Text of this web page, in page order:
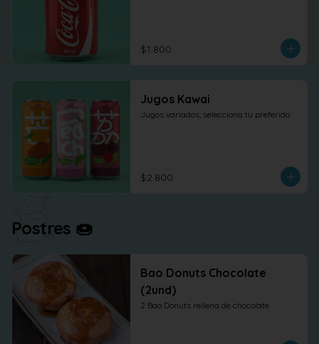
$1.800
Jugos Kawai
Jugos variados, selecciona tu preferido
$2.800
Postres 🍩
Bao Donuts Chocolate
(2und)
2 Bao Donuts rellena de chocolate